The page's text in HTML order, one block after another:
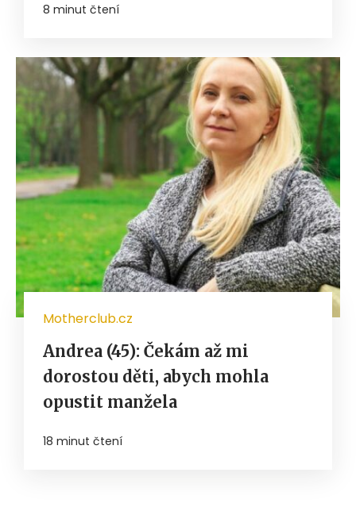
8 minut čtení
Motherclub.cz
Andrea (45): Čekám až mi
dorostou děti, abych mohla
opustit manžela
18 minut čtení